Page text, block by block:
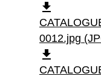
file_download
0012.jpg
file_download